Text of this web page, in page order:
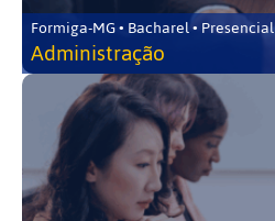
Formiga-MG • Bacharel • Presencial
Administração